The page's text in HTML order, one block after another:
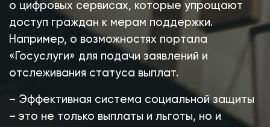
о цифровых сервисах, которые упрощают
доступ граждан к мерам поддержки.
Например, о возможностях портала
«Госуслуги» для подачи заявлений и
отслеживания статуса выплат.
– Эффективная система социальной защиты
– это не только выплаты и льготы, но и